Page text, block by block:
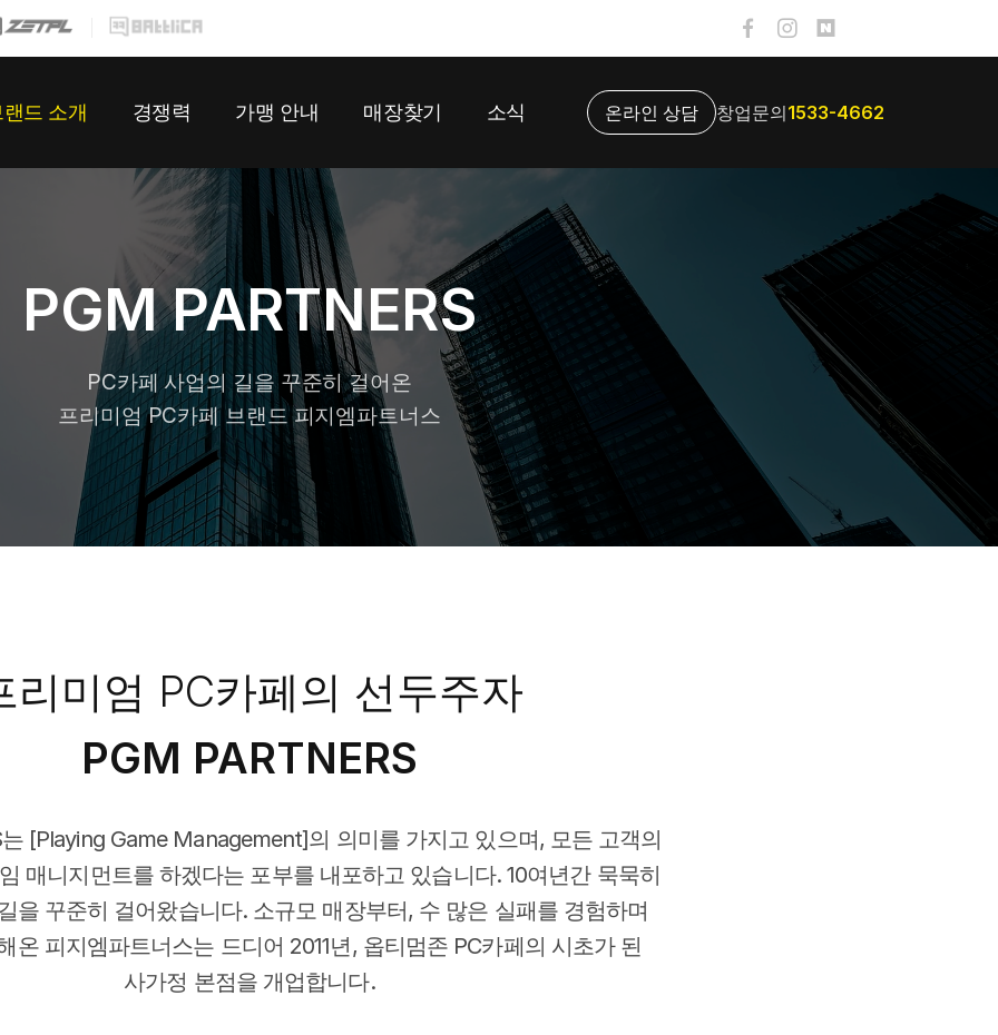
메뉴 건너뛰기
드 소개
회사소개
경쟁력
매장 설계
O2O 플랫폼
E스포츠 리그
스팀PC카페
물류 시스템
체계적인 교육/관리
가맹 안내
개설과정
인테리어
가맹문의 FAQ
가맹상담신청
매장찾기 소식
이벤트
미디어
창업문의
온라인 상담 창업문의1533-4662
PGM PARTNERS
PC카페 사업의 길을 꾸준히 걸어온
프리미엄 PC카페 브랜드 피지엠파트너스
리미엄 PC카페의 선두주자
PGM PARTNERS
[Playing Game Management]의 의미를 가지고 있으며, 모든 고객의
매니지먼트를 하겠다는 포부를 내포하고 있습니다. 10여년간 묵묵히
을 꾸준히 걸어왔습니다. 소규모 매장부터, 수 많은 실패를 경험하며
온 피지엠파트너스는 드디어 2011년, 옵티멈존 PC카페의 시초가 된
사가정 본점을 개업합니다.